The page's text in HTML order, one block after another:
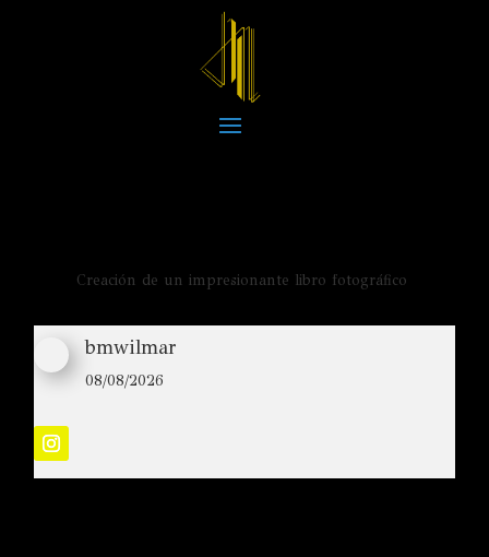
Creación de un impresionante libro fotográfico
bmwilmar
08/08/2026